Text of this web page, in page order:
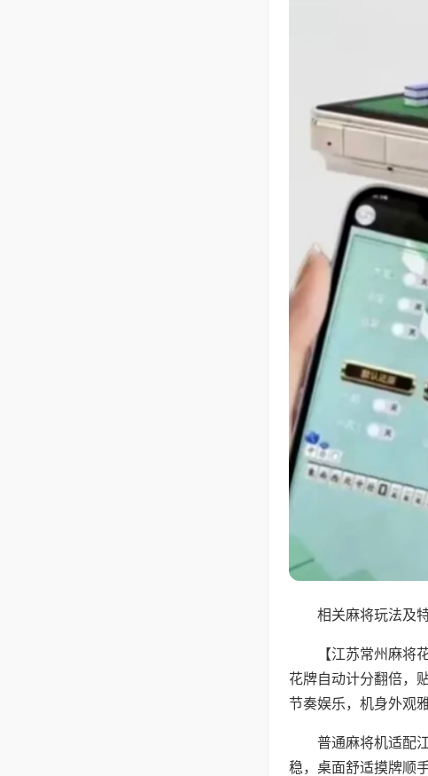
相关麻将玩法及
【江苏常州麻将
花牌自动计分翻倍，
节奏娱乐，机身外观
普通麻将机适配
稳，桌面舒适摸牌顺